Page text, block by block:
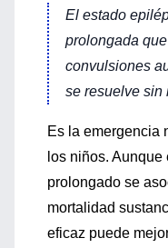
El estado
prolongada
convulsiones
se resuelve sin
Es la emergencia
los niños.
prolongado se
mortalidad
eficaz puede